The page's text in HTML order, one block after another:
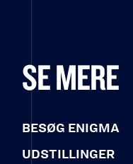
SE MERE
BESØG ENIGMA
UDSTILLINGER